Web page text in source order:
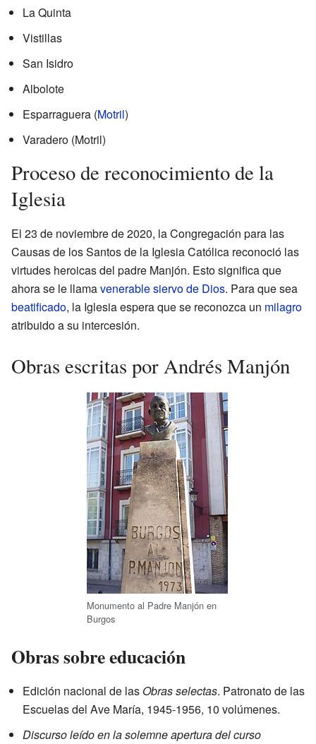
La Quinta
Vistillas
San Isidro
Albolote
Esparraguera (Motril)
Varadero (Motril)
Proceso de reconocimiento de la
Iglesia
El 23 de noviembre de 2020, la Congregación para las
Causas de los Santos de la Iglesia Católica reconoció las
virtudes heroicas del padre Manjón. Esto significa que
ahora se le llamavenerablesiervo de Dios. Para que sea
beatificado, la Iglesia espera que se reconozca un milagro
atribuido a su intercesión.
Obras escritas por Andrés Manjón
Monumento al Padre Manjón en
Burgos
Obras sobre educación
Edición nacional de las Obras selectas. Patronato de las
Escuelas del Ave María, 1945-1956, 10 volúmenes.
Discurso leído en la solemne apertura del curso